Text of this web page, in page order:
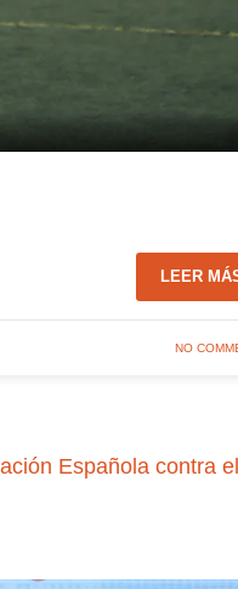
LEER
NO
Española contra el